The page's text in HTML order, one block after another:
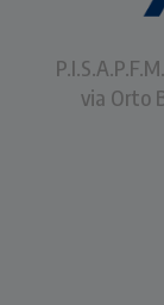
via Orto